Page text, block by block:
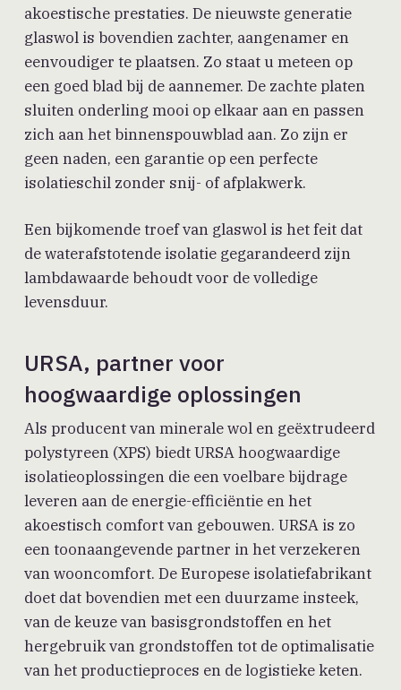
akoestische prestaties. De nieuwste generatie
glaswol is bovendien zachter, aangenamer en
eenvoudiger te plaatsen. Zo staat u meteen op
een goed blad bij de aannemer. De zachte platen
sluiten onderling mooi op elkaar aan en passen
zich aan het binnenspouwblad aan. Zo zijn er
geen naden, een garantie op een perfecte
isolatieschil zonder snij- of afplakwerk.
Een bijkomende troef van glaswol is het feit dat
de waterafstotende isolatie gegarandeerd zijn
lambdawaarde behoudt voor de volledige
levensduur.
URSA, partner voor
hoogwaardige oplossingen
Als producent van minerale wol en geëxtrudeerd
polystyreen (XPS) biedt URSA hoogwaardige
isolatieoplossingen die een voelbare bijdrage
leveren aan de energie-efficiëntie en het
akoestisch comfort van gebouwen. URSA is zo
een toonaangevende partner in het verzekeren
van wooncomfort. De Europese isolatiefabrikant
doet dat bovendien met een duurzame insteek,
van de keuze van basisgrondstoffen en het
hergebruik van grondstoffen tot de optimalisatie
van het productieproces en de logistieke keten.